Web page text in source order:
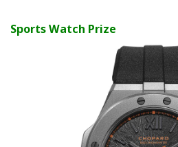
Sports Watch Prize